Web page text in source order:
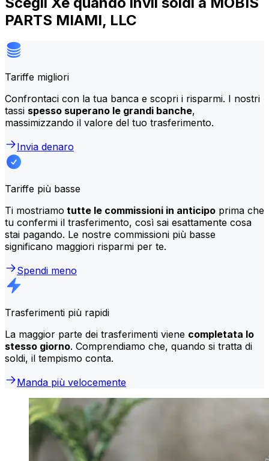
PARTS MIAMI, LLC
Tariffe migliori
Confrontaci con la tua banca e scopri i risparmi. I nostri
tassi spesso superano le grandi banche,
massimizzando il valore del tuo trasferimento.
Invia denaro
Tariffe più basse
Ti mostriamo tutte le commissioni in anticipo prima che
tu confermi il trasferimento, così sai esattamente cosa
stai pagando. Le nostre commissioni più basse
significano maggiori risparmi per te.
Spendi meno
Trasferimenti più rapidi
La maggior parte dei trasferimenti viene completata lo
stesso giorno. Comprendiamo che, quando si tratta di
soldi, il tempismo conta.
Manda più velocemente